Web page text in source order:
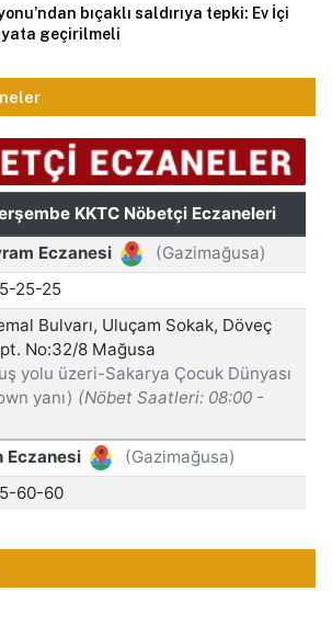
bıçaklı saldırıya tepki: Ev İçi
geçirilmeli